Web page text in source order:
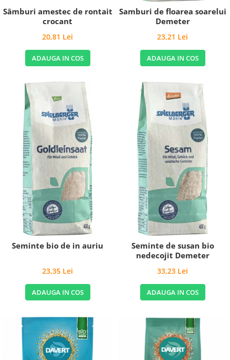
Sâmburi amestec de rontait
crocant
20,81 Lei
ADAUGA IN COS
Samburi de floarea soarelui
Demeter
23,21 Lei
ADAUGA IN COS
Seminte bio de in auriu
23,35 Lei
ADAUGA IN COS
Seminte de susan bio
nedecojit Demeter
33,23 Lei
ADAUGA IN COS